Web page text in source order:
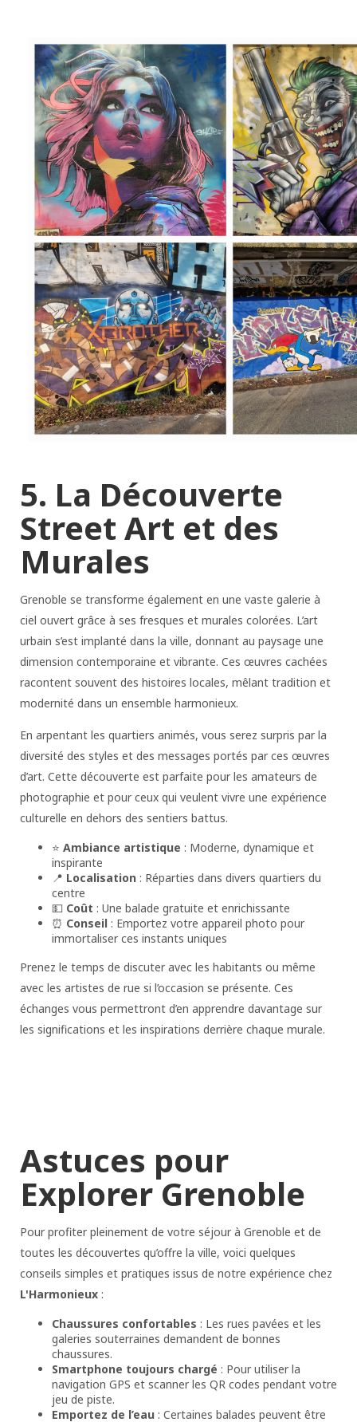
5. La Découverte
Street Art et des
Murales
Grenoble se transforme également en une vaste galerie à
ciel ouvert grâce à ses fresques et murales colorées. L’art
urbain s’est implanté dans la ville, donnant au paysage une
dimension contemporaine et vibrante. Ces œuvres cachées
racontent souvent des histoires locales, mêlant tradition et
modernité dans un ensemble harmonieux.
En arpentant les quartiers animés, vous serez surpris par la
diversité des styles et des messages portés par ces œuvres
d’art. Cette découverte est parfaite pour les amateurs de
photographie et pour ceux qui veulent vivre une expérience
culturelle en dehors des sentiers battus.
⭐ Ambiance artistique : Moderne, dynamique et
inspirante
📍 Localisation: Réparties dans divers quartiers du
centre
💵 Coût : Une balade gratuite et enrichissante
⏰ Conseil: Emportez votre appareil photo pour
immortaliser ces instants uniques
Prenez le temps de discuter avec les habitants ou même
avec les artistes de rue si l’occasion se présente. Ces
échanges vous permettront d’en apprendre davantage sur
les significations et les inspirations derrière chaque murale.
Astuces pour
Explorer Grenoble
Pour profiter pleinement de votre séjour à Grenoble et de
toutes les découvertes qu’offre la ville, voici quelques
conseils simples et pratiques issus de notre expérience chez
L'Harmonieux:
Chaussures confortables : Les rues pavées et les
galeries souterraines demandent de bonnes
chaussures.
Smartphone toujours chargé : Pour utiliser la
navigation GPS et scanner les QR codes pendant votre
jeu de piste.
Emportez de l’eau: Certaines balades peuvent être